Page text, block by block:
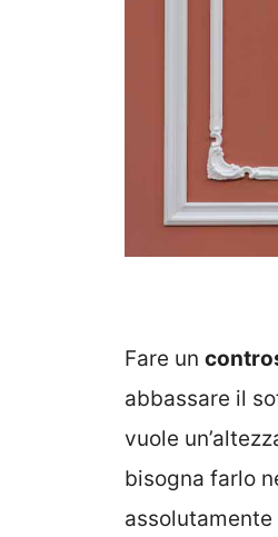
Fare un
abbassare il
vuole
bisogna farlo